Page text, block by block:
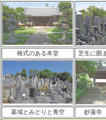
格式のある本堂 芝生に囲
墓域とみどりと青空 妙蓮寺